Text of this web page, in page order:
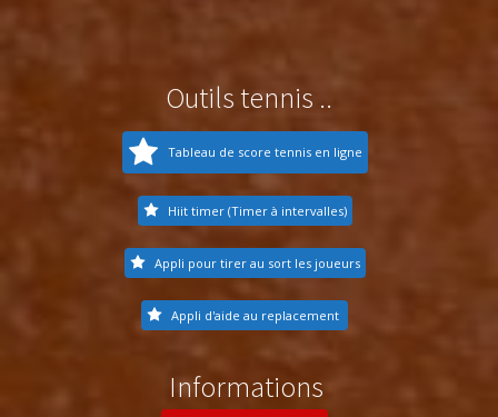
Outils tennis ..
Tableau de score tennis en ligne
Hiit timer (Timer à intervalles)
Appli pour tirer au sort les joueurs
Appli d'aide au replacement
Informations